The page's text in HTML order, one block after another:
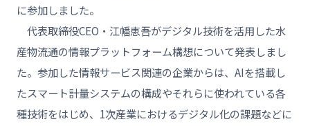
に参加しました。
代表取締役CEO・江幡恵吾がデジタル技術を活用した水
産物流通の情報プラットフォーム構想について発表しまし
た。参加した情報サービス関連の企業からは、AIを搭載し
たスマート計量システムの構成やそれらに使われている各
種技術をはじめ、1次産業におけるデジタル化の課題などに